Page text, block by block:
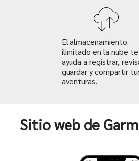
El almacenamiento
ilimitado en la nube te
ayuda a registrar,
guardar y compartir
aventuras.
Sitio web de